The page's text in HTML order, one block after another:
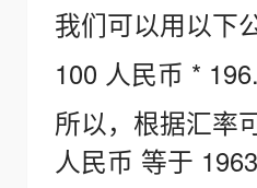
我们可以用以下
100 人民币 *
所以，根据汇率
人民币 等于